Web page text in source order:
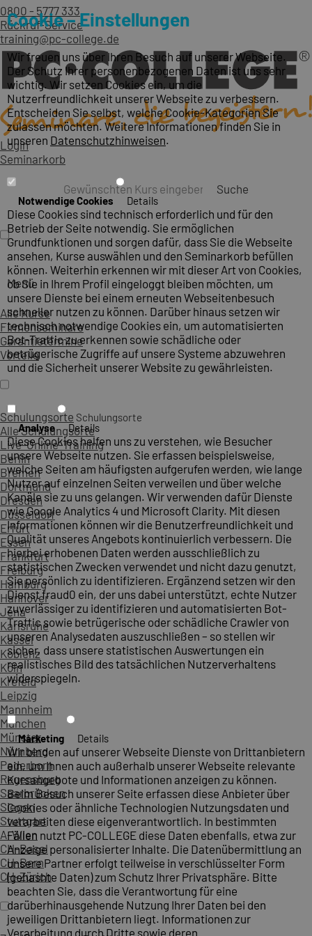
0800 - 5777 333
Rückruf-Service
training@pc-college.de
Login
Seminarkorb
Suche
Menü
Alle Kurse
Firmenseminare
Garantietermine
Vorteile
Schulungsorte Schulungsorte
Alle Schulungsorte
Live-Online-Training
Berlin
Bremen
Dortmund
Dresden
Düsseldorf
Erfurt
Essen
Frankfurt
Freiburg
Hamburg
Hannover
Jena
Karlsruhe
Kassel
Koblenz
Köln
Krefeld
Leipzig
Mannheim
München
Münster
Nürnberg
Paderborn
Regensburg
Saarbrücken
Siegen
Stuttgart
A-Wien
CH-Basel
CH-Bern
CH-Zürich
Cookie – Einstellungen
Wir freuen uns über Ihren Besuch auf unserer Webseite.
Der Schutz Ihrer personenbezogenen Daten ist uns sehr
wichtig. Wir setzen Cookies ein, um die
Nutzerfreundlichkeit unserer Webseite zu verbessern.
Entscheiden Sie selbst, welche Cookie-Kategorien Sie
zulassen möchten. Weitere Informationen finden Sie in
unseren Datenschutzhinweisen.
Notwendige Cookies Details
Diese Cookies sind technisch erforderlich und für den
Betrieb der Seite notwendig. Sie ermöglichen
Grundfunktionen und sorgen dafür, dass Sie die Webseite
ansehen, Kurse auswählen und den Seminarkorb befüllen
können. Weiterhin erkennen wir mit dieser Art von Cookies,
ob Sie in Ihrem Profil eingeloggt bleiben möchten, um
unsere Dienste bei einem erneuten Webseitenbesuch
schneller nutzen zu können. Darüber hinaus setzen wir
technisch notwendige Cookies ein, um automatisierten
Bot-Traffic zu erkennen sowie schädliche oder
betrügerische Zugriffe auf unsere Systeme abzuwehren
und die Sicherheit unserer Website zu gewährleisten.
Analyse Details
Diese Cookies helfen uns zu verstehen, wie Besucher
unsere Webseite nutzen. Sie erfassen beispielsweise,
welche Seiten am häufigsten aufgerufen werden, wie lange
Nutzer auf einzelnen Seiten verweilen und über welche
Kanäle sie zu uns gelangen. Wir verwenden dafür Dienste
wie Google Analytics 4 und Microsoft Clarity. Mit diesen
Informationen können wir die Benutzerfreundlichkeit und
Qualität unseres Angebots kontinuierlich verbessern. Die
hierbei erhobenen Daten werden ausschließlich zu
statistischen Zwecken verwendet und nicht dazu genutzt,
Sie persönlich zu identifizieren. Ergänzend setzen wir den
Dienst fraud0 ein, der uns dabei unterstützt, echte Nutzer
zuverlässiger zu identifizieren und automatisierten Bot-
Traffic sowie betrügerische oder schädliche Crawler von
unseren Analysedaten auszuschließen – so stellen wir
sicher, dass unsere statistischen Auswertungen ein
realistisches Bild des tatsächlichen Nutzerverhaltens
widerspiegeln.
Marketing Details
Wir binden auf unserer Webseite Dienste von Drittanbietern
ein, um Ihnen auch außerhalb unserer Webseite relevante
Kursangebote und Informationen anzeigen zu können.
Beim Besuch unserer Seite erfassen diese Anbieter über
Cookies oder ähnliche Technologien Nutzungsdaten und
verarbeiten diese eigenverantwortlich. In bestimmten
Fällen nutzt PC-COLLEGE diese Daten ebenfalls, etwa zur
Anzeige personalisierter Inhalte. Die Datenübermittlung an
unsere Partner erfolgt teilweise in verschlüsselter Form
(gehashte Daten) zum Schutz Ihrer Privatsphäre. Bitte
beachten Sie, dass die Verantwortung für eine
darüberhinausgehende Nutzung Ihrer Daten bei den
jeweiligen Drittanbietern liegt. Informationen zur
Verarbeitung durch Dritte sowie deren